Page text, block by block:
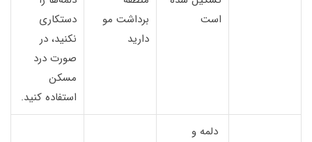
است
برداشت مو
داريد
دستکاری
نکنید، در
صورت درد
مسکن
استفاده کنید.
دلمه و